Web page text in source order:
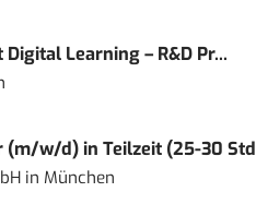
Learning – R&D Pr...
(m/w/d) in Teilzeit (25-30
in München